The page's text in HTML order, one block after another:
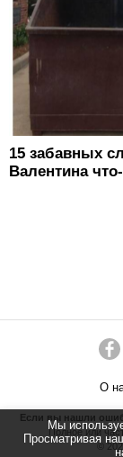
Мы
Просматривая
15 забавных
Валентина
О
Если вы нашли
Полное или
©